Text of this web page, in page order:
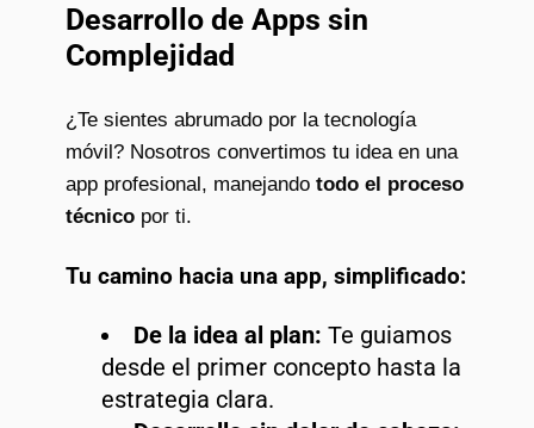
Desarrollo de Apps sin
Complejidad
¿Te sientes abrumado por la tecnología
móvil? Nosotros convertimos tu idea en una
app profesional, manejando todo el proceso
técnico por ti.
Tu camino hacia una app, simplificado:
De la idea al plan: Te guiamos
desde el primer concepto hasta la
estrategia clara.